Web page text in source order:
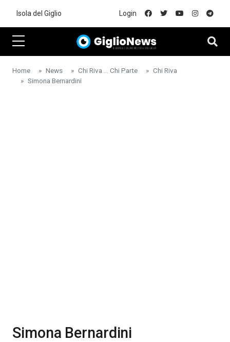
Isola del Giglio Login
Home News Chi Riva ... Chi Parte
Chi Riva
Simona Bernardini
Simona Bernardini